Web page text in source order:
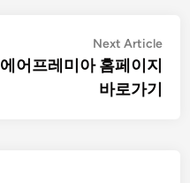
Next Article
에어프레미아 홈페이지
바로가기